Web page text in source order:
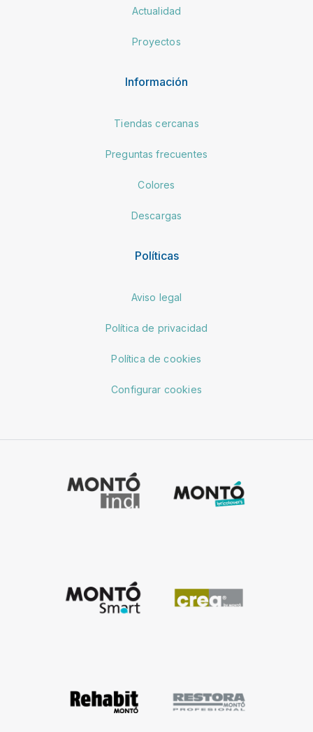
Actualidad
Proyectos
Información
Tiendas cercanas
Preguntas frecuentes
Colores
Descargas
Políticas
Aviso legal
Política de privacidad
Política de cookies
Configurar cookies